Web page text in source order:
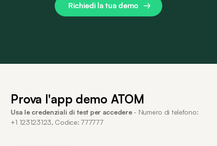
Richiedi la tua demo
Prova l'app demo ATOM
Usa le credenziali di test per accedere- Numero di telefono:
+1 123123123, Codice: 777777